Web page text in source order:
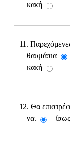
κακή
11.
θαυμάσια
κακή
12. Θα
ναι
ίσως